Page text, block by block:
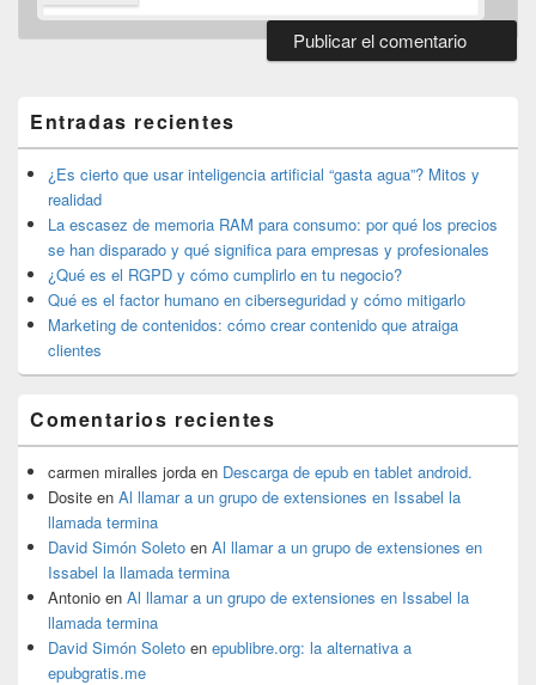
widget
barra
lateral
primaria
Entradas recientes
¿Es cierto que usar inteligencia artificial “gasta agua”? Mitos y
realidad
La escasez de memoria RAM para consumo: por qué los precios
se han disparado y qué significa para empresas y profesionales
¿Qué es el RGPD y cómo cumplirlo en tu negocio?
Qué es el factor humano en ciberseguridad y cómo mitigarlo
Marketing de contenidos: cómo crear contenido que atraiga
clientes
Comentarios recientes
carmen miralles jorda en Descarga de epub en tablet android.
Dosite en Al llamar a un grupo de extensiones en Issabel la
llamada termina
David Simón Soleto en Al llamar a un grupo de extensiones en
Issabel la llamada termina
Antonio en Al llamar a un grupo de extensiones en Issabel la
llamada termina
David Simón Soleto en epublibre.org: la alternativa a
epubgratis.me